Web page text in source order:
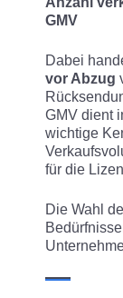
GMV
Dabei
vor Abzug
GMV dient
wichtige
für die
Die Wahl